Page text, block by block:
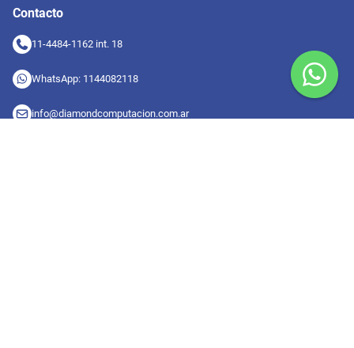
Contacto
11-4484-1162 int. 18
WhatsApp: 1144082118
info@diamondcomputacion.com.ar